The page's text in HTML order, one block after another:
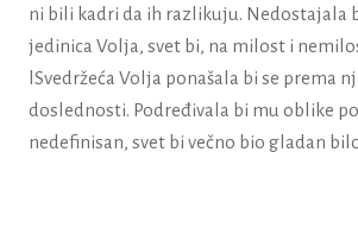
ni bili kadri da ih razlikuju. Nedostajala
jedinica Volja, svet bi, na milost i
lSvedržeća Volja ponašala bi se prema
doslednosti. Podređivala bi mu oblike
nedefinisan, svet bi večno bio gladan